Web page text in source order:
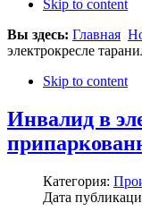
Skip to content
Вы здесь: Главная
электрокресле
Skip to content
Инвалид в
Категория:
Дата